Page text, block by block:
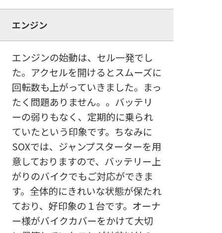
エンジン
エンジンの始動は、セル一発でし
た。アクセルを開けるとスムーズに
回転数も上がっていきました。まっ
たく問題ありません。。バッテリ
ーの弱りもなく、定期的に乗られ
ていたという印象です。ちなみに
SOXでは、ジャンプスターターを用
意しておりますので、バッテリー上
がりのバイクでもご対応ができま
す。全体的にきれいな状態が保たれ
ており、好印象の１台です。オーナ
ー様がバイクカバーをかけて大切